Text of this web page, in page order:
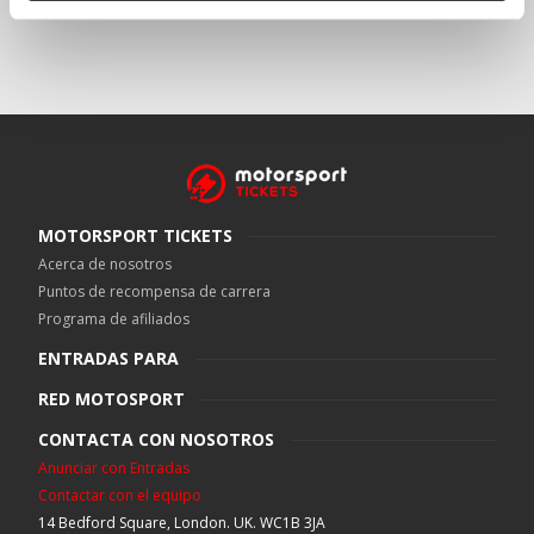
MOTORSPORT TICKETS
Acerca de nosotros
Puntos de recompensa de carrera
Programa de afiliados
ENTRADAS PARA
RED MOTOSPORT
CONTACTA CON NOSOTROS
Anunciar con Entradas
Contactar con el equipo
14 Bedford Square, London. UK. WC1B 3JA